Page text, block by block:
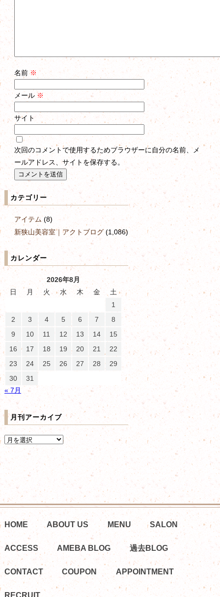
名前※
メール ※
サイト
次回のコメントで使用するためブラウザーに自分の名前、メ
ールアドレス、サイトを保存する。
カテゴリー
アイテム(8)
新狭山美容室｜アクトブログ(1,086)
カレンダー
2026年8月
日
月 火 水 木 金
土
1
2
3 4 5 6 7
8
9
10 11 12 13 14
15
16
17 18 19 20 21
22
23
24 25 26 27 28
29
30
31
« 7月
月刊アーカイブ
HOME ABOUT US MENU SALON
ACCESS AMEBA BLOG 過去BLOG
CONTACT COUPON APPOINTMENT
RECRUIT